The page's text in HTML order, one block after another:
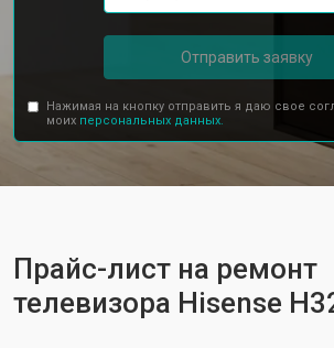
Отправить заявку
Нажимая на кнопку отправить я даю свое
моих персональных данных.
Прайс-лист на ремонт
телевизора Hisense